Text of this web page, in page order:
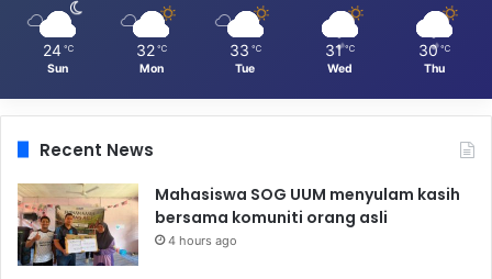
24 ℃
Sun
32 ℃
Mon
33 ℃
Tue
31 ℃
Wed
30 ℃
Thu
Recent News
Mahasiswa SOG UUM menyulam kasih
bersama komuniti orang asli
4 hours ago